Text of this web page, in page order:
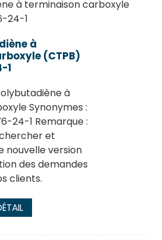
à
(CTPB)
1
à
Synonymes :
24-1 Remarque :
et
nouvelle version
des demandes
clients.